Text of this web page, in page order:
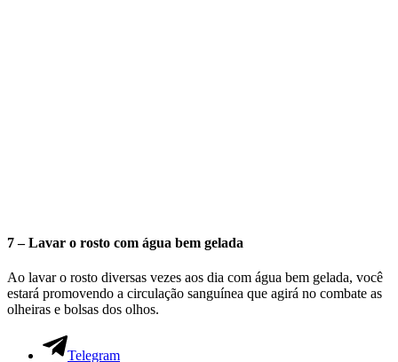
7 – Lavar o rosto com água bem gelada
Ao lavar o rosto diversas vezes aos dia com água bem gelada, você
estará promovendo a circulação sanguínea que agirá no combate as
olheiras e bolsas dos olhos.
Telegram